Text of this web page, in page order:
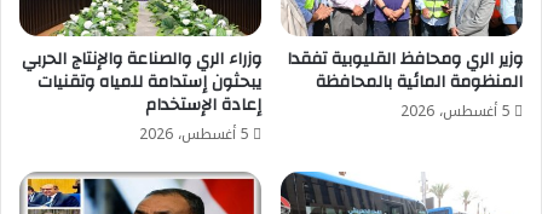
وزير الري ومحافظ القليوبية تفقدا
المنظومة المائية بالمحافظة
5 أغسطس، 2026
وزراء الري والصناعة والإنتاج الحربي
يبحثون إستدامة للمياه وتقنيات
إعادة الإستخدام
5 أغسطس، 2026